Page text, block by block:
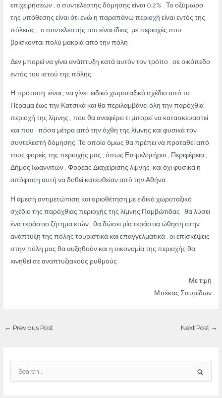
επιχειρήσεων , ο συντελεστής δόμησης είναι 0,2% . Το οξύμωρο
της υπόθεσης είναι ότι ενώ η παραπάνω περιοχή είναι εντός της
πόλεως , ο συντελεστής του είναι ίδιος με περιοχές που
βρίσκονται πολύ μακριά από την πόλη .
Δεν μπορεί να γίνει ανάπτυξη κατά αυτόν τον τρόπο , σε οικόπεδο
εντός του ιστού της πόλης.
Η πρόταση είναι , να γίνει ειδικό χωροταξικό σχέδιο από το
Πέραμα έως την Κατσικά και θα περιλαμβάνει όλη την παρόχθια
περιοχή της λίμνης , που θα αναφέρει τι μπορεί να κατασκευαστεί
και που , πόσα μέτρα από την όχθη της λίμνης και φυσικά τον
συντελεστή δόμησης. Το οποίο όμως θα πρέπει να προταθεί από
τους φορείς της περιοχής μας , όπως Επιμελητήριο , Περιφέρεια ,
Δήμος Ιωαννιτών , Φορέας Διαχείρισης λίμνης και όχι φυσικά η
απόφαση αυτή να δοθεί κατευθείαν από την Αθήνα .
Η άμεση αντιμετώπιση και οριοθέτηση με ειδικό χωροταξικό
σχέδιο της παρόχθιας περιοχής της λίμνης Παμβώτιδας , θα λύσει
ένα τεράστιο ζήτημα ετών , θα δώσει μία τεράστια ώθηση στην
ανάπτυξη της πόλης τουριστικά και επαγγελματικά , οι επισκέψεις
στην πόλη μας θα αυξηθούν και η οικονομία της περιοχής θα
κινηθεί σε αναπτυξιακούς ρυθμούς
Με τιμή
Μπέκας Σπυρίδων
Post
← Previous Post Next Post →
e